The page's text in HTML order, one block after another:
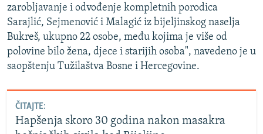
zarobljavanje i odvođenje kompletnih porodica
Sarajlić, Sejmenović i Malagić iz bijeljinskog naselja
Bukreš, ukupno 22 osobe, među kojima je više od
polovine bilo žena, djece i starijih osoba", navedeno je u
saopštenju Tužilaštva Bosne i Hercegovine.
ČITAJTE:
Hapšenja skoro 30 godina nakon masakra